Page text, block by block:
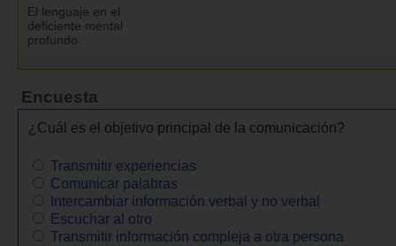
El lenguaje en el
deficiente mental
profundo.
Encuesta
¿Cuál es el objetivo principal de la comunicación?
Transmitir experiencias
Comunicar palabras
Intercambiar información verbal y no verbal
Escuchar al otro
Transmitir información compleja a otra persona